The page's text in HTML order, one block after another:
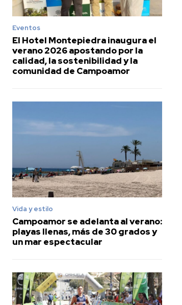
Eventos
El Hotel Montepiedra inaugura el
verano 2026 apostando por la
calidad, la sostenibilidad y la
comunidad de Campoamor
Vida y estilo
Campoamor se adelanta al verano:
playas llenas, más de 30 grados y
un mar espectacular